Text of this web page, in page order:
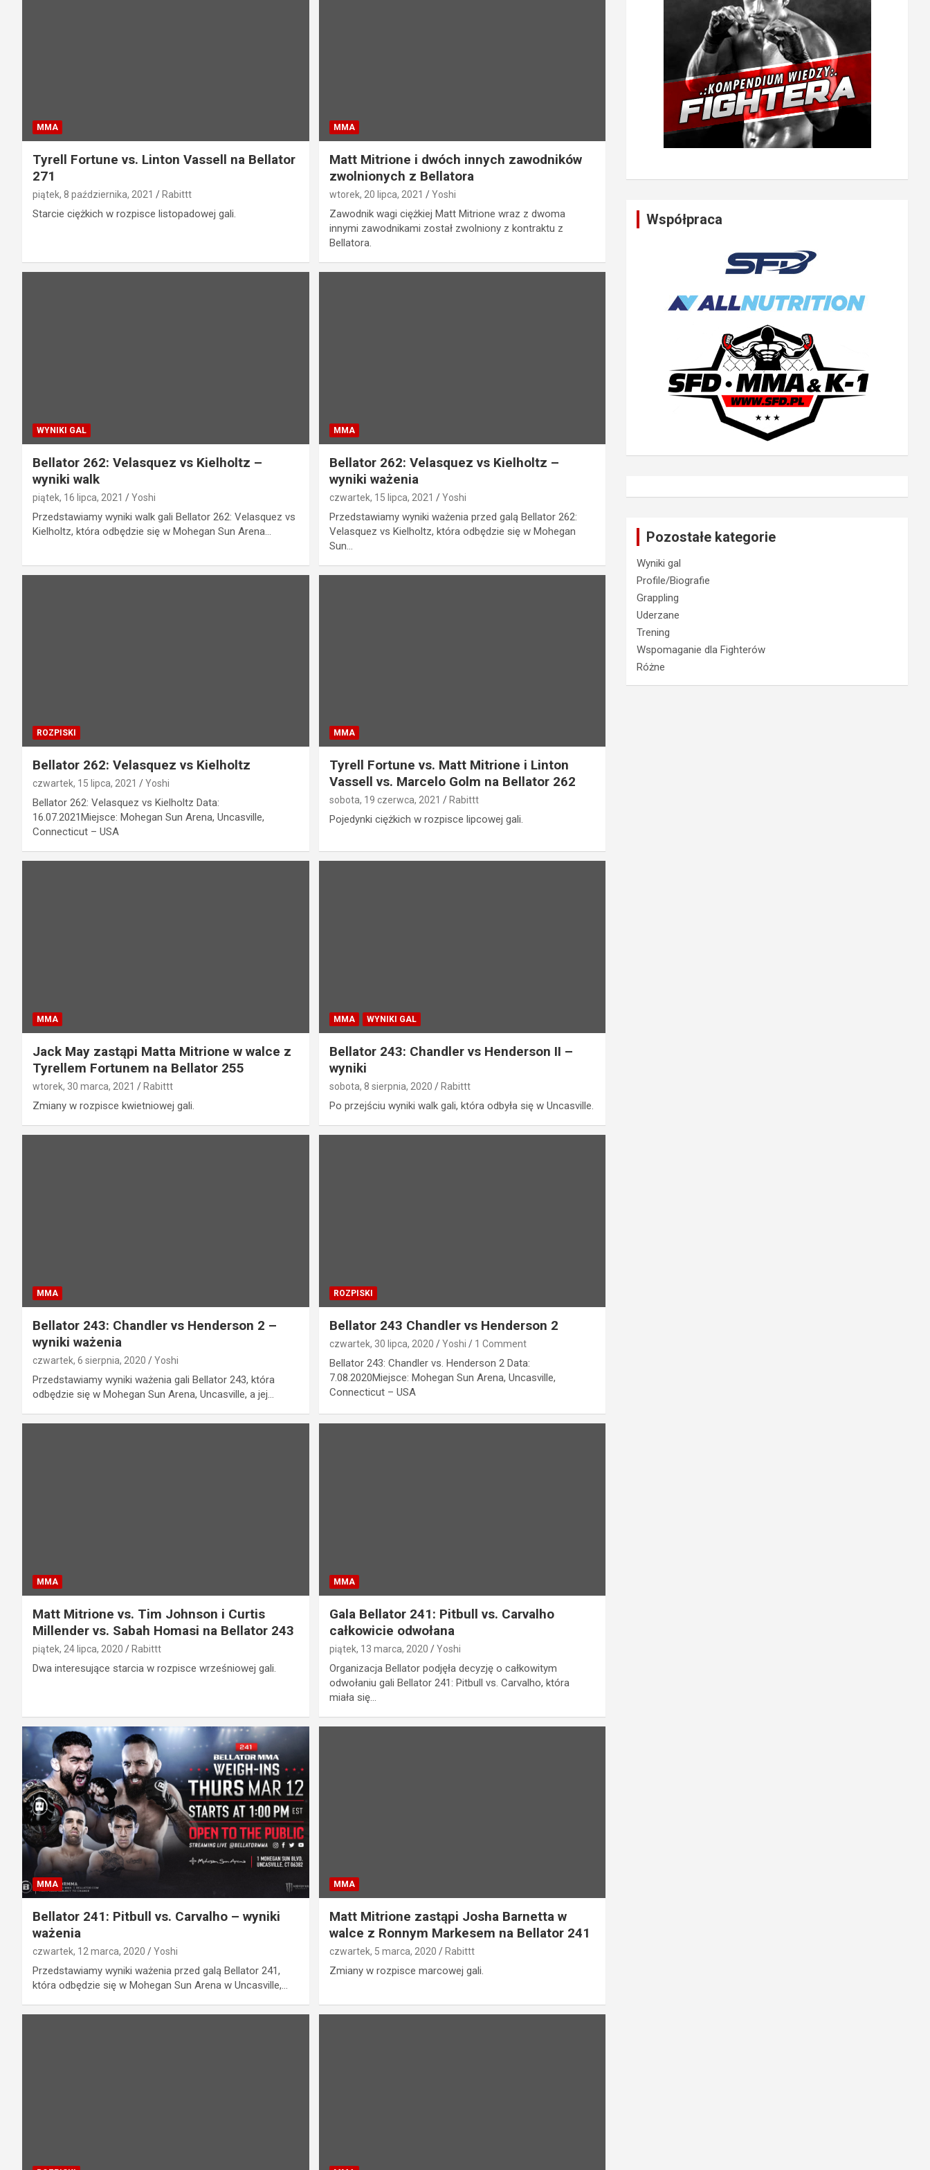
MMA
Tyrell Fortune vs. Linton Vassell na Bellator
271
piątek, 8 października, 2021 Rabittt
Starcie ciężkich w rozpisce listopadowej gali.
MMA
Matt Mitrione i dwóch innych zawodników
zwolnionych z Bellatora
wtorek, 20 lipca, 2021 Yoshi
Zawodnik wagi ciężkiej Matt Mitrione wraz z dwoma
innymi zawodnikami został zwolniony z kontraktu z
Bellatora.
WYNIKI GAL
Bellator 262: Velasquez vs Kielholtz –
wyniki walk
piątek, 16 lipca, 2021 Yoshi
Przedstawiamy wyniki walk gali Bellator 262: Velasquez vs
Kielholtz, która odbędzie się w Mohegan Sun Arena…
MMA
Bellator 262: Velasquez vs Kielholtz –
wyniki ważenia
czwartek, 15 lipca, 2021 Yoshi
Przedstawiamy wyniki ważenia przed galą Bellator 262:
Velasquez vs Kielholtz, która odbędzie się w Mohegan
Sun…
ROZPISKI
Bellator 262: Velasquez vs Kielholtz
czwartek, 15 lipca, 2021 Yoshi
Bellator 262: Velasquez vs Kielholtz Data:
16.07.2021Miejsce: Mohegan Sun Arena, Uncasville,
Connecticut – USA
MMA
Tyrell Fortune vs. Matt Mitrione i Linton
Vassell vs. Marcelo Golm na Bellator 262
sobota, 19 czerwca, 2021 Rabittt
Pojedynki ciężkich w rozpisce lipcowej gali.
MMA
Jack May zastąpi Matta Mitrione w walce z
Tyrellem Fortunem na Bellator 255
wtorek, 30 marca, 2021 Rabittt
Zmiany w rozpisce kwietniowej gali.
MMA WYNIKI GAL
Bellator 243: Chandler vs Henderson II –
wyniki
sobota, 8 sierpnia, 2020 Rabittt
Po przejściu wyniki walk gali, która odbyła się w Uncasville.
MMA
Bellator 243: Chandler vs Henderson 2 –
wyniki ważenia
czwartek, 6 sierpnia, 2020 Yoshi
Przedstawiamy wyniki ważenia gali Bellator 243, która
odbędzie się w Mohegan Sun Arena, Uncasville, a jej…
ROZPISKI
Bellator 243 Chandler vs Henderson 2
czwartek, 30 lipca, 2020 Yoshi 1 Comment
Bellator 243: Chandler vs. Henderson 2 Data:
7.08.2020Miejsce: Mohegan Sun Arena, Uncasville,
Connecticut – USA
MMA
Matt Mitrione vs. Tim Johnson i Curtis
Millender vs. Sabah Homasi na Bellator 243
piątek, 24 lipca, 2020 Rabittt
Dwa interesujące starcia w rozpisce wrześniowej gali.
MMA
Gala Bellator 241: Pitbull vs. Carvalho
całkowicie odwołana
piątek, 13 marca, 2020 Yoshi
Organizacja Bellator podjęła decyzję o całkowitym
odwołaniu gali Bellator 241: Pitbull vs. Carvalho, która
miała się…
MMA
Bellator 241: Pitbull vs. Carvalho – wyniki
ważenia
czwartek, 12 marca, 2020 Yoshi
Przedstawiamy wyniki ważenia przed galą Bellator 241,
która odbędzie się w Mohegan Sun Arena w Uncasville,…
MMA
Matt Mitrione zastąpi Josha Barnetta w
walce z Ronnym Markesem na Bellator 241
czwartek, 5 marca, 2020 Rabittt
Zmiany w rozpisce marcowej gali.
Współpraca
Pozostałe kategorie
Wyniki gal
Profile/Biografie
Grappling
Uderzane
Trening
Wspomaganie dla Fighterów
Różne